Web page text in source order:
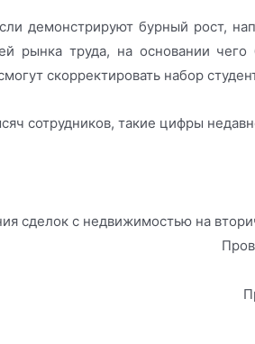
демонстрируют бурный рост,
рынка труда, на основании
скорректировать набор
сотрудников, такие цифры
сделок с недвижимостью на